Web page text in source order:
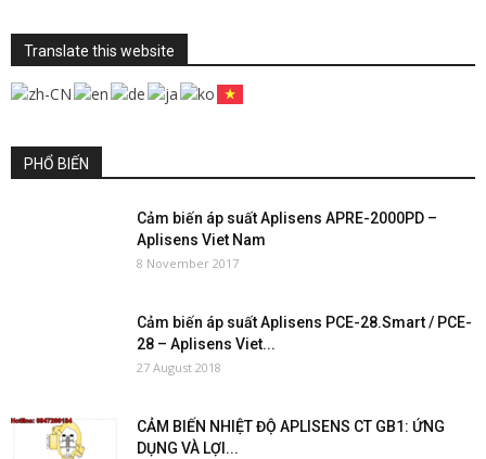
Translate this website
PHỔ BIẾN
Cảm biến áp suất Aplisens APRE-2000PD –
Aplisens Viet Nam
8 November 2017
Cảm biến áp suất Aplisens PCE-28.Smart / PCE-
28 – Aplisens Viet...
27 August 2018
CẢM BIẾN NHIỆT ĐỘ APLISENS CT GB1: ỨNG
DỤNG VÀ LỢI...